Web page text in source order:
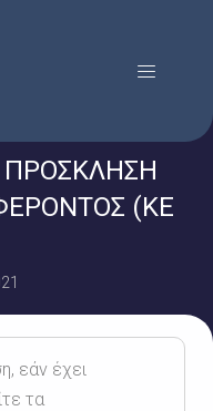
Menu
ΠΡΟΣΚΛΗΣΗ
(KE
εάν έχει
τα